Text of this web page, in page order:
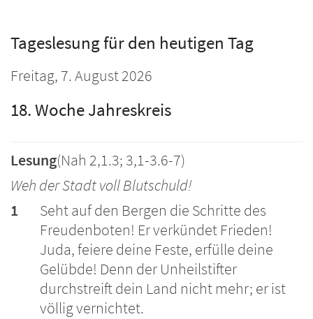
Tageslesung für den heutigen Tag
Freitag, 7. August 2026
18. Woche Jahreskreis
Lesung(Nah 2,1.3; 3,1-3.6-7)
Weh der Stadt voll Blutschuld!
1
Seht auf den Bergen die Schritte des
Freudenboten! Er verkündet Frieden!
Juda, feiere deine Feste, erfülle deine
Gelübde! Denn der Unheilstifter
durchstreift dein Land nicht mehr; er ist
völlig vernichtet.